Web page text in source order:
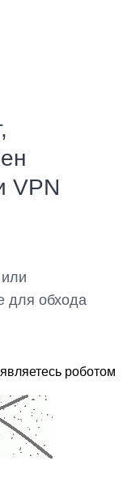
VPN
для обхода
роботом